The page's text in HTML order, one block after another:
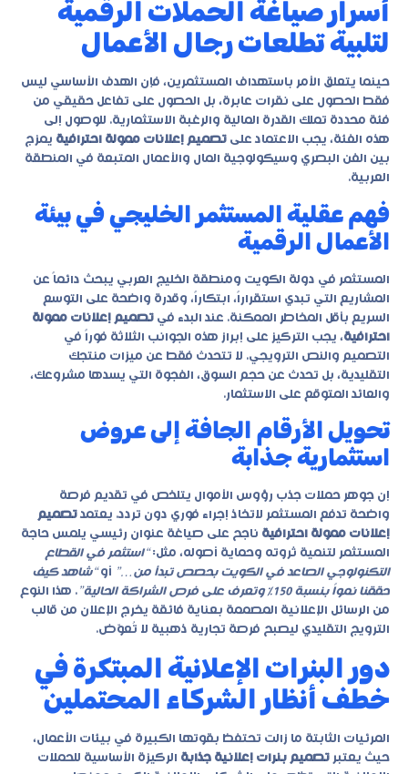
أسرار صياغة الحملات الرقمية
لتلبية تطلعات رجال الأعمال
حينما يتعلق الأمر باستهداف المستثمرين، فإن الهدف الأساسي ليس
فقط الحصول على نقرات عابرة، بل الحصول على تفاعل حقيقي من
فئة محددة تملك القدرة المالية والرغبة الاستثمارية. للوصول إلى
هذه الفئة، يجب الاعتماد على تصميم إعلانات ممولة احترافية يمزج
بين الفن البصري وسيكولوجية المال والأعمال المتبعة في المنطقة
العربية.
فهم عقلية المستثمر الخليجي في بيئة
الأعمال الرقمية
المستثمر في دولة الكويت ومنطقة الخليج العربي يبحث دائماً عن
المشاريع التي تبدي استقراراً، ابتكاراً، وقدرة واضحة على التوسع
السريع بأقل المخاطر الممكنة. عند البدء في تصميم إعلانات ممولة
احترافية، يجب التركيز على إبراز هذه الجوانب الثلاثة فوراً في
التصميم والنص الترويجي. لا تتحدث فقط عن ميزات منتجك
التقليدية، بل تحدث عن حجم السوق، الفجوة التي يسدها مشروعك،
والعائد المتوقع على الاستثمار.
تحويل الأرقام الجافة إلى عروض
استثمارية جذابة
إن جوهر حملات جذب رؤوس الأموال يتلخص في تقديم فرصة
واضحة تدفع المستثمر لاتخاذ إجراء فوري دون تردد. يعتمد تصميم
إعلانات ممولة احترافية ناجح على صياغة عنوان رئيسي يلمس حاجة
المستثمر لتنمية ثروته وحماية أصوله، مثل:“استثمر في القطاع
التكنولوجي الصاعد في الكويت بحصص تبدأ من…” أو“شاهد كيف
حققنا نمواً بنسبة 150% وتعرف على فرص الشراكة الحالية”
. هذا النوع
من الرسائل الإعلانية المصممة بعناية فائقة يخرج الإعلان من قالب
الترويج التقليدي ليصبح فرصة تجارية ذهبية لا تُعوّض.
دور البنرات الإعلانية المبتكرة في
خطف أنظار الشركاء المحتملين
المرئيات الثابتة ما زالت تحتفظ بقوتها الكبيرة في بيئات الأعمال،
حيث يعتبر تصميم بنرات إعلانية جذابة الركيزة الأساسية للحملات